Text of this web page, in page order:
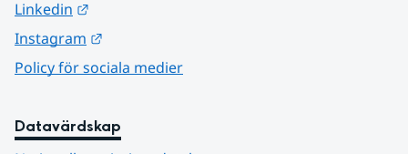
Linkedin
Instagram
Policy för sociala medier
Datavärdskap